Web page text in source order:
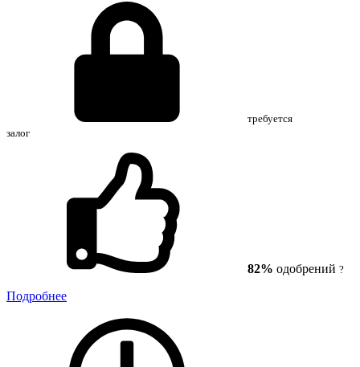
требуется
залог
82% одобрений ?
Подробнее